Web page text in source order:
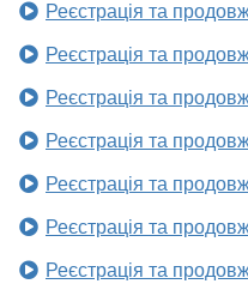
Реєстрація та
Реєстрація та
Реєстрація та
Реєстрація та
Реєстрація та
Реєстрація та
Реєстрація та